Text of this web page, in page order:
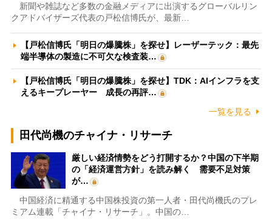
新聞や雑誌など多数の金融メディアに出演するグローバルリン
クアドバイザーズ代表の戸松信博氏が、最新…
【戸松信博氏「明日の爆騰株」を探せ】レーザーテック：最先
端半導体の製造に不可欠な検査装…
【戸松信博氏「明日の爆騰株」を探せ】TDK：AIインフラを支
えるキープレーヤー 成長の再評…
一覧を見る
田代尚機のチャイナ・リサーチ
厳しい経済情勢をどう打開するか？中国の下半期
の「経済運営方針」を読み解く 需要不足対策
が…
中国経済に精通する中国株投資の第一人者・田代尚機氏のプレ
ミアム連載「チャイナ・リサーチ」。中国の…